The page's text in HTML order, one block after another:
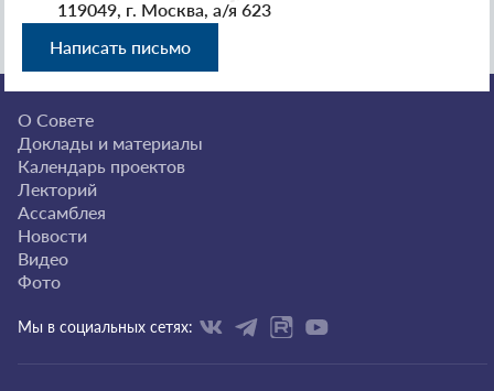
119049, г. Москва, а/я 623
Написать письмо
О Совете
Доклады и материалы
Календарь проектов
Лекторий
Ассамблея
Новости
Видео
Фото
Мы в социальных сетях: